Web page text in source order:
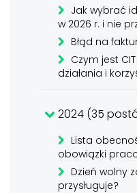
Jak wybrać
w 2026 r. i nie
Błąd na
Czym jest
działania i
2024 (35
Lista
obowiązki
Dzień wolny
przysługuje?